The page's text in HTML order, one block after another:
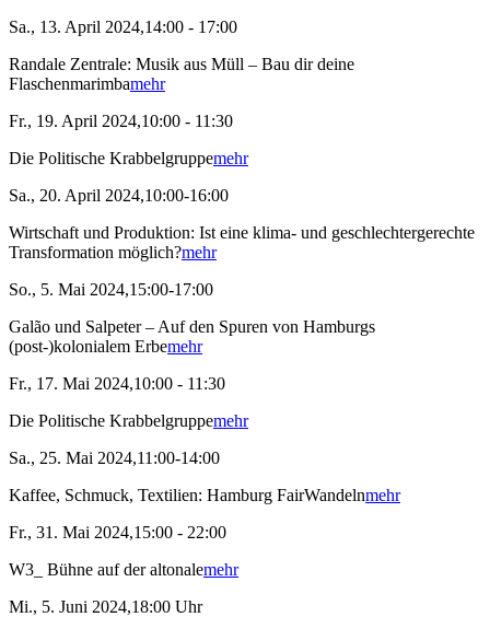
Sa., 13. April 2024,14:00 - 17:00
Randale Zentrale: Musik aus Müll – Bau dir deine
Flaschenmarimbamehr
Fr., 19. April 2024,10:00 - 11:30
Die Politische Krabbelgruppemehr
Sa., 20. April 2024,10:00-16:00
Wirtschaft und Produktion: Ist eine klima- und geschlechtergerechte
Transformation möglich?mehr
So., 5. Mai 2024,15:00-17:00
Galão und Salpeter – Auf den Spuren von Hamburgs
(post-)kolonialem Erbemehr
Fr., 17. Mai 2024,10:00 - 11:30
Die Politische Krabbelgruppemehr
Sa., 25. Mai 2024,11:00-14:00
Kaffee, Schmuck, Textilien: Hamburg FairWandelnmehr
Fr., 31. Mai 2024,15:00 - 22:00
W3_ Bühne auf der altonalemehr
Mi., 5. Juni 2024,18:00 Uhr